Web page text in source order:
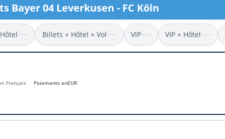
Billets Coupe d’Asie 2027
Billets Euro 2028
Billets Copa América
04 Leverkusen - FC Köln
Billets + Hôtel + Vol VIP VIP + Hôtel
Français Paiements enEUR